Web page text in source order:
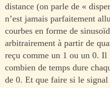
distance (on parle de «
n’est jamais parfaitement
courbes en forme de
arbitrairement à partir de
reçu comme un 1 ou un 0. Il
combien de temps dure
de 0. Et que faire si le